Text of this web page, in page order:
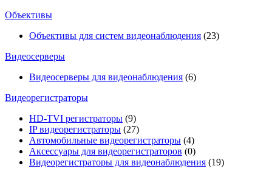
Объективы
Объективы для систем видеонаблюдения (23)
Видеосерверы
Видеосерверы для видеонаблюдения (6)
Видеорегистраторы
HD-TVI регистраторы (9)
IP видеорегистраторы (27)
Автомобильные видеорегистраторы (4)
Аксессуары для видеорегистраторов (0)
Видеорегистраторы для видеонаблюдения (19)